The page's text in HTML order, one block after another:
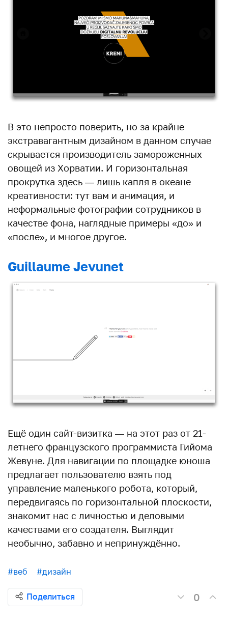
В это непросто поверить, но за крайне
экстравагантным дизайном в данном случае
скрывается производитель замороженных
овощей из Хорватии. И горизонтальная
прокрутка здесь — лишь капля в океане
креативности: тут вам и анимация, и
неформальные фотографии сотрудников в
качестве фона, наглядные примеры «до» и
«после», и многое другое.
Guillaume Jevunet
Ещё один сайт-визитка — на этот раз от 21-
летнего французского программиста Гийома
Жевуне. Для навигации по площадке юноша
предлагает пользователю взять под
управление маленького робота, который,
передвигаясь по горизонтальной плоскости,
знакомит нас с личностью и деловыми
качествами его создателя. Выглядит
необычно, забавно и непринуждённо.
#веб #дизайн
Поделиться 0